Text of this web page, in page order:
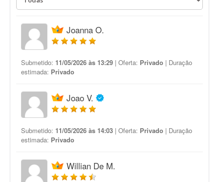
Joanna O.
Submetido: 11/05/2026 às 13:29 | Oferta: Privado | Duração
estimada: Privado
Joao V.
Submetido: 11/05/2026 às 14:03 | Oferta: Privado | Duração
estimada: Privado
Willian De M.